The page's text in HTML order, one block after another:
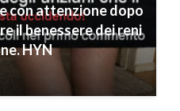
con attenzione dopo
il benessere dei reni
HYN